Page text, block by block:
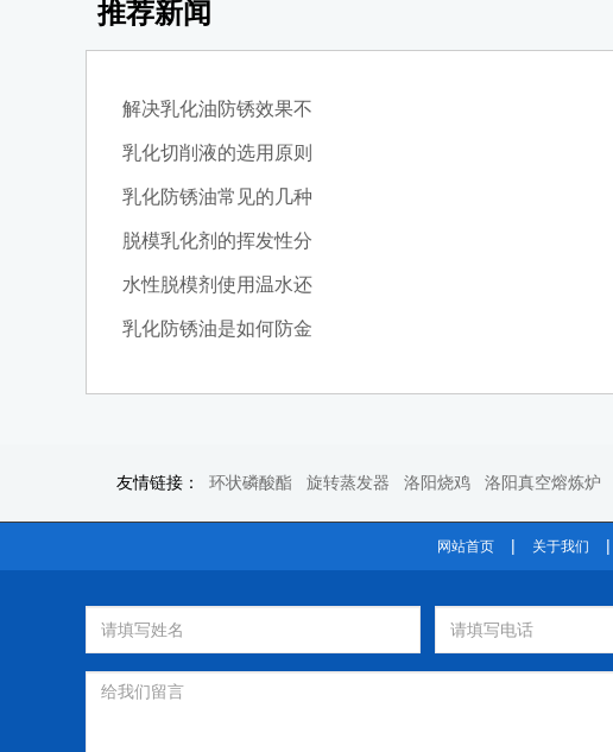
推荐新闻
解决乳化油防锈效果不
乳化切削液的选用原则
乳化防锈油常见的几种
脱模乳化剂的挥发性分
水性脱模剂使用温水还
乳化防锈油是如何防金
友情链接： 环状磷酸酯 旋转蒸发器 洛阳烧鸡 洛阳真空熔炼炉
网站首页 | 关于我们 |